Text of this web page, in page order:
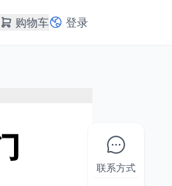
购物车 登录
联系方式